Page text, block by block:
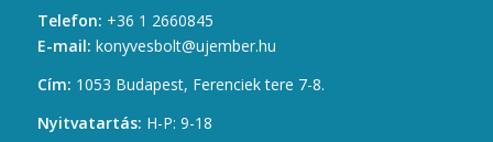
Telefon: +36 1 2660845
E-mail: konyvesbolt@ujember.hu
Cím: 1053 Budapest, Ferenciek tere 7-8.
Nyitvatartás: H-P: 9-18